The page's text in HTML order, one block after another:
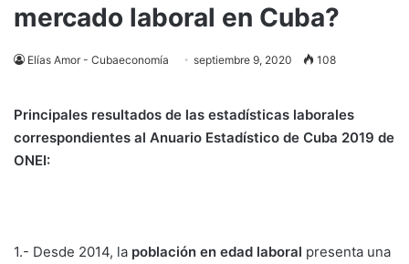
mercado laboral en Cuba?
Elías Amor - Cubaeconomía septiembre 9, 2020 108
Principales resultados de las estadísticas laborales
correspondientes al Anuario Estadístico de Cuba 2019 de
ONEI:
1.- Desde 2014, la población en edad laboral presenta una